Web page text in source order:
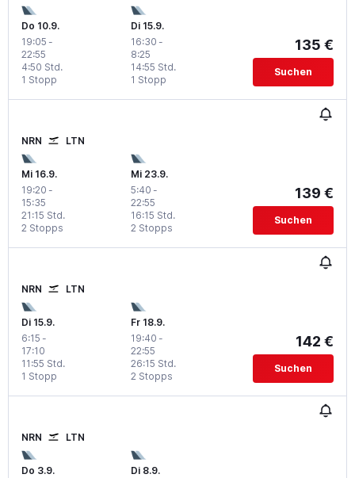
Do 10.9.
19:05 -
22:55
1 Stopp
4:50 Std.
Di 15.9.
16:30 -
8:25
1 Stopp
14:55 Std.
135 €
Suchen
NRN LTN
Mi 16.9.
19:20 -
15:35
2 Stopps
21:15 Std.
Mi 23.9.
5:40 -
22:55
2 Stopps
16:15 Std.
139 €
Suchen
NRN LTN
Di 15.9.
6:15 -
17:10
1 Stopp
11:55 Std.
Fr 18.9.
19:40 -
22:55
2 Stopps
26:15 Std.
142 €
Suchen
NRN LTN
Do 3.9.
Di 8.9.